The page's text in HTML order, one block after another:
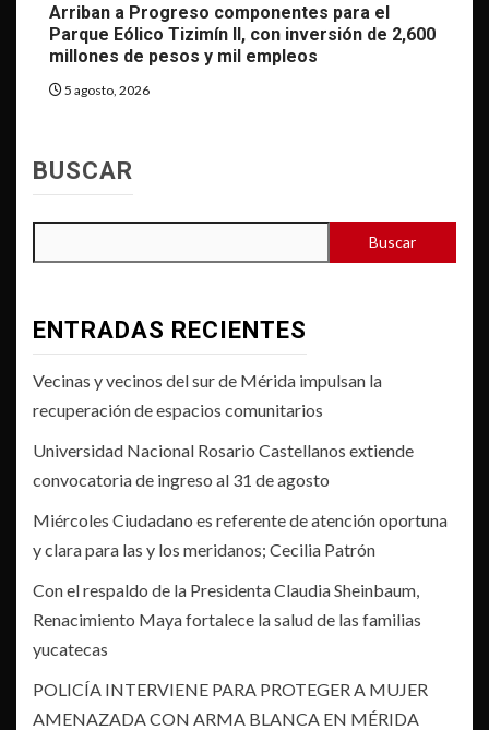
Arriban a Progreso componentes para el
Parque Eólico Tizimín II, con inversión de 2,600
millones de pesos y mil empleos
5 agosto, 2026
BUSCAR
Buscar
ENTRADAS RECIENTES
Vecinas y vecinos del sur de Mérida impulsan la
recuperación de espacios comunitarios
Universidad Nacional Rosario Castellanos extiende
convocatoria de ingreso al 31 de agosto
Miércoles Ciudadano es referente de atención oportuna
y clara para las y los meridanos; Cecilia Patrón
Con el respaldo de la Presidenta Claudia Sheinbaum,
Renacimiento Maya fortalece la salud de las familias
yucatecas
POLICÍA INTERVIENE PARA PROTEGER A MUJER
AMENAZADA CON ARMA BLANCA EN MÉRIDA